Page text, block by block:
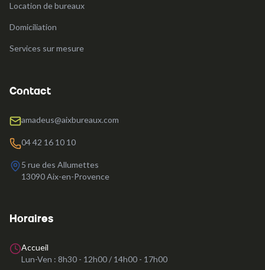
Location de bureaux
Domiciliation
Services sur mesure
Contact
amadeus@aixbureaux.com
04 42 16 10 10
5 rue des Allumettes
13090Aix-en-Provence
Horaires
Accueil
Lun-Ven : 8h30 - 12h00 / 14h00 - 17h00